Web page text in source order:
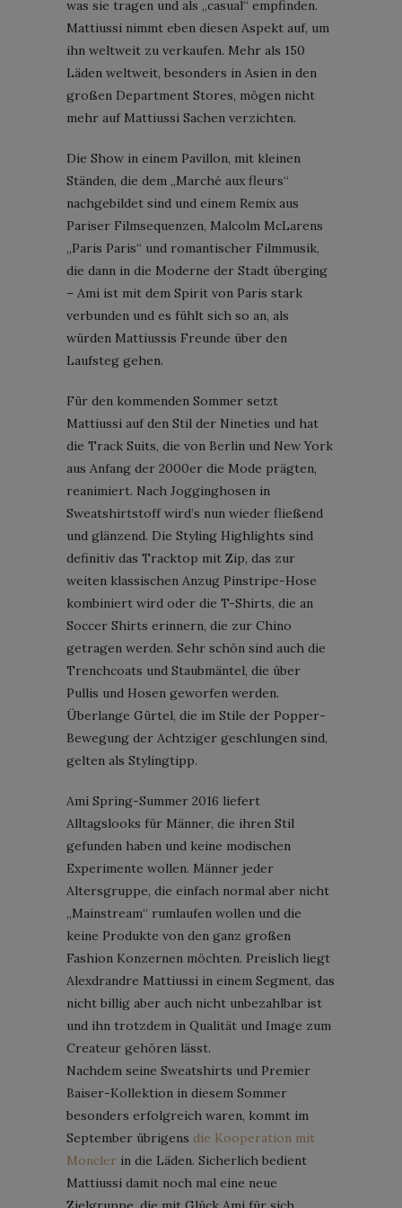
was sie tragen und als „casual“ empfinden.
Mattiussi nimmt eben diesen Aspekt auf, um
ihn weltweit zu verkaufen. Mehr als 150
Läden weltweit, besonders in Asien in den
großen Department Stores, mögen nicht
mehr auf Mattiussi Sachen verzichten.
Die Show in einem Pavillon, mit kleinen
Ständen, die dem „Marché aux fleurs“
nachgebildet sind und einem Remix aus
Pariser Filmsequenzen, Malcolm McLarens
„Paris Paris“ und romantischer Filmmusik,
die dann in die Moderne der Stadt überging
– Ami ist mit dem Spirit von Paris stark
verbunden und es fühlt sich so an, als
würden Mattiussis Freunde über den
Laufsteg gehen.
Für den kommenden Sommer setzt
Mattiussi auf den Stil der Nineties und hat
die Track Suits, die von Berlin und New York
aus Anfang der 2000er die Mode prägten,
reanimiert. Nach Jogginghosen in
Sweatshirtstoff wird’s nun wieder fließend
und glänzend. Die Styling Highlights sind
definitiv das Tracktop mit Zip, das zur
weiten klassischen Anzug Pinstripe-Hose
kombiniert wird oder die T-Shirts, die an
Soccer Shirts erinnern, die zur Chino
getragen werden. Sehr schön sind auch die
Trenchcoats und Staubmäntel, die über
Pullis und Hosen geworfen werden.
Überlange Gürtel, die im Stile der Popper-
Bewegung der Achtziger geschlungen sind,
gelten als Stylingtipp.
Ami Spring-Summer 2016 liefert
Alltagslooks für Männer, die ihren Stil
gefunden haben und keine modischen
Experimente wollen. Männer jeder
Altersgruppe, die einfach normal aber nicht
„Mainstream“ rumlaufen wollen und die
keine Produkte von den ganz großen
Fashion Konzernen möchten. Preislich liegt
Alexdrandre Mattiussi in einem Segment, das
nicht billig aber auch nicht unbezahlbar ist
und ihn trotzdem in Qualität und Image zum
Createur gehören lässt.
Nachdem seine Sweatshirts und Premier
Baiser-Kollektion in diesem Sommer
besonders erfolgreich waren, kommt im
September übrigens die Kooperation mit
Moncler in die Läden. Sicherlich bedient
Mattiussi damit noch mal eine neue